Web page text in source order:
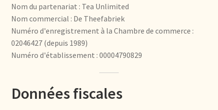
Bezahlung und Rabatte
Bienvenue dans notre commerce de gros de thé !
Biologische certificaten
Nom du partenariat : Tea Unlimited
Nom commercial : De Theefabriek
Numéro d'enregistrement à la Chambre de commerce :
02046427 (depuis 1989)
Numéro d'établissement : 00004790829
Données fiscales